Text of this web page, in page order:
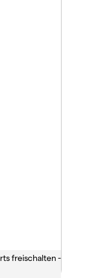
freischalten -